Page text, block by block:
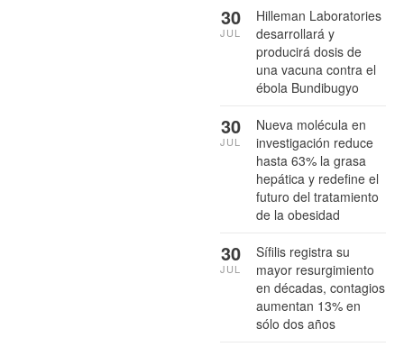
Hilleman Laboratories
desarrollará y
producirá dosis de
una vacuna contra el
ébola Bundibugyo
30
JUL
Nueva molécula en
investigación reduce
hasta 63% la grasa
hepática y redefine el
futuro del tratamiento
de la obesidad
30
JUL
Sífilis registra su
mayor resurgimiento
en décadas, contagios
aumentan 13% en
sólo dos años
30
JUL